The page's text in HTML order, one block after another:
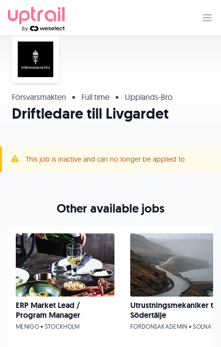
Försvarsmakten • Full time • Upplands-Bro
Driftledare till Livgardet
This job is inactive and can no longer be applied to
Other available jobs
ERP Market Lead /
Program Manager
MENIGO • STOCKHOLM
Utrustningsmekaniker till
Södertälje
FORDONSAKADEMIN • SOLNA